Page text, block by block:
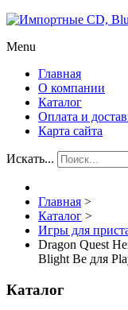
Menu
Главная
О компании
Каталог
Оплата и
Карта сайта
Искать...
Главная >
Каталог >
Игры для
Dragon Quest
Blight Be для
Каталог